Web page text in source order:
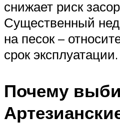
снижает риск
Существенный
на песок –
срок эксплуатации.
Почему